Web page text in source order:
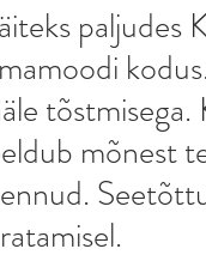
paljudes
mõnest